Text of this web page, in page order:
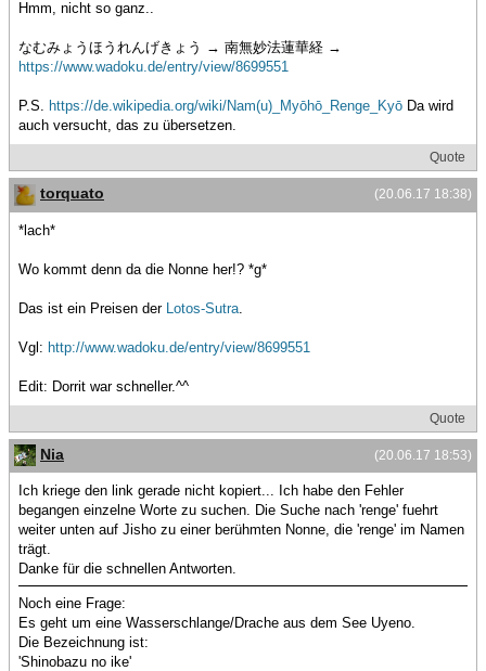
Hmm, nicht so ganz..
なむみょうほうれんげきょう → 南無妙法蓮華経 →
https://www.wadoku.de/entry/view/8699551
P.S. https://de.wikipedia.org/wiki/Nam(u)_Myōhō_Renge_Kyō Da wird
auch versucht, das zu übersetzen.
Quote
(20.06.17 18:38)
torquato
*lach*
Wo kommt denn da die Nonne her!? *g*
Das ist ein Preisen der Lotos-Sutra
Vgl: http://www.wadoku.de/entry/view/8699551
Edit: Dorrit war schneller.^^
Quote
(20.06.17 18:53)
Nia
Ich kriege den link gerade nicht kopiert... Ich habe den Fehler
begangen einzelne Worte zu suchen. Die Suche nach 'renge' fuehrt
weiter unten auf Jisho zu einer berühmten Nonne, die 'renge' im Namen
trägt.
Danke für die schnellen Antworten.
Noch eine Frage:
Es geht um eine Wasserschlange/Drache aus dem See Uyeno.
Die Bezeichnung ist:
'Shinobazu no ike'